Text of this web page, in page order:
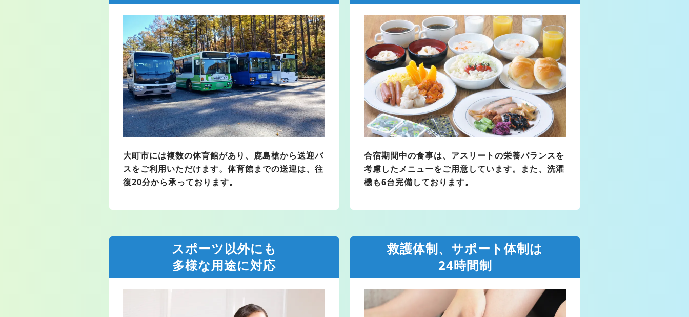
大町市には複数の体育館があり、鹿島槍から送迎バ
スをご利用いただけます。体育館までの送迎は、往
復20分から承っております。
合宿期間中の食事は、アスリートの栄養バランスを
考慮したメニューをご用意しています。また、洗濯
機も6台完備しております。
スポーツ以外にも
多様な用途に対応
救護体制、サポート体制は
24時間制